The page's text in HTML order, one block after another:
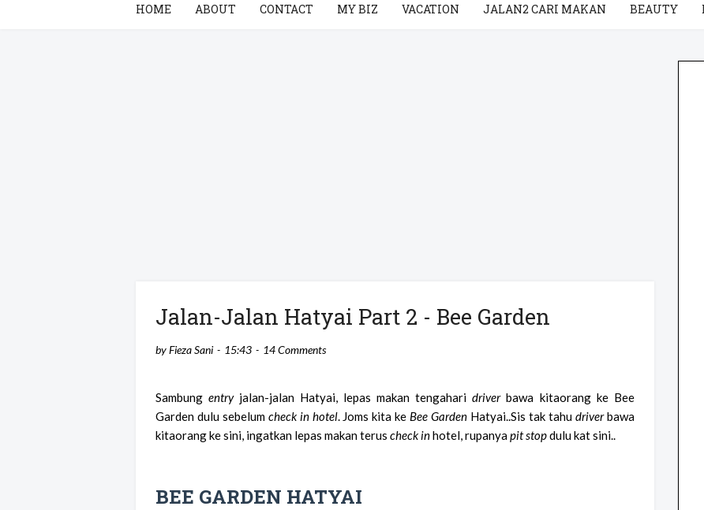
HOME ABOUT CONTACT MY BIZ VACATION JALAN2 CARI MAKAN BEAUTY
Jalan-Jalan Hatyai Part 2 - Bee Garden
byFieza Sani 15:43 14 Comments
Sambung entryjalan-jalan Hatyai, lepas makan tengaharidriverbawa kitaorang ke Bee
Garden dulu sebelumcheck in hotel. Joms kita ke Bee Garden Hatyai..Sis tak tahu driverbawa
kitaorang ke sini, ingatkan lepas makan terus check inhotel, rupanyapit stopdulu kat sini..
BEE GARDEN HATYAI